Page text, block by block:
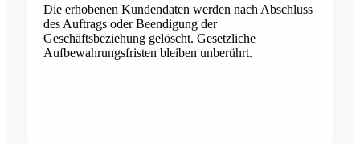
Die erhobenen Kundendaten werden nach Abschluss
des Auftrags oder Beendigung der
Geschäftsbeziehung gelöscht. Gesetzliche
Aufbewahrungsfristen bleiben unberührt.